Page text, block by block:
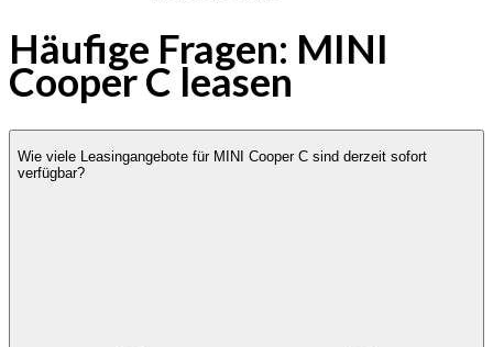
Häufige Fragen: MINI
Cooper C leasen
Wie viele Leasingangebote für MINI Cooper C sind derzeit sofort
verfügbar?